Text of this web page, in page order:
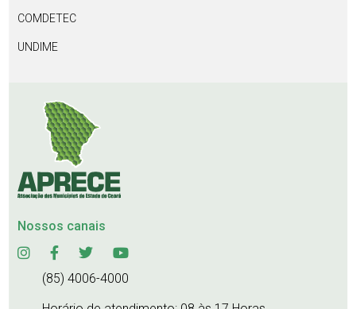
COMDETEC
UNDIME
Nossos canais
(85) 4006-4000